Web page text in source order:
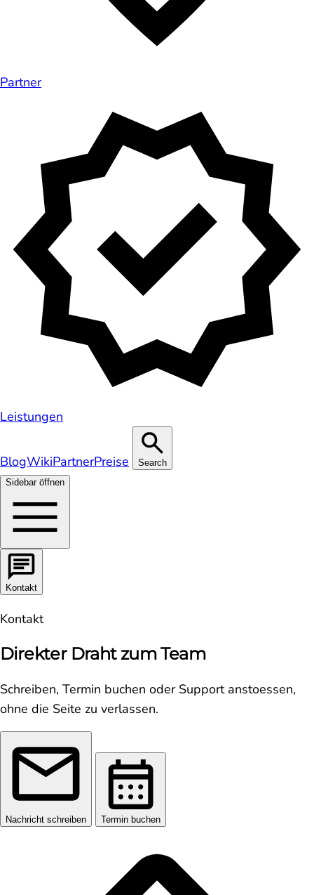
Partner
Leistungen
BlogWikiPartnerPreise
Search
Sidebar öffnen
Kontakt
Kontakt
Direkter Draht zum Team
Schreiben, Termin buchen oder Support anstoessen,
ohne die Seite zu verlassen.
Nachricht schreiben Termin buchen